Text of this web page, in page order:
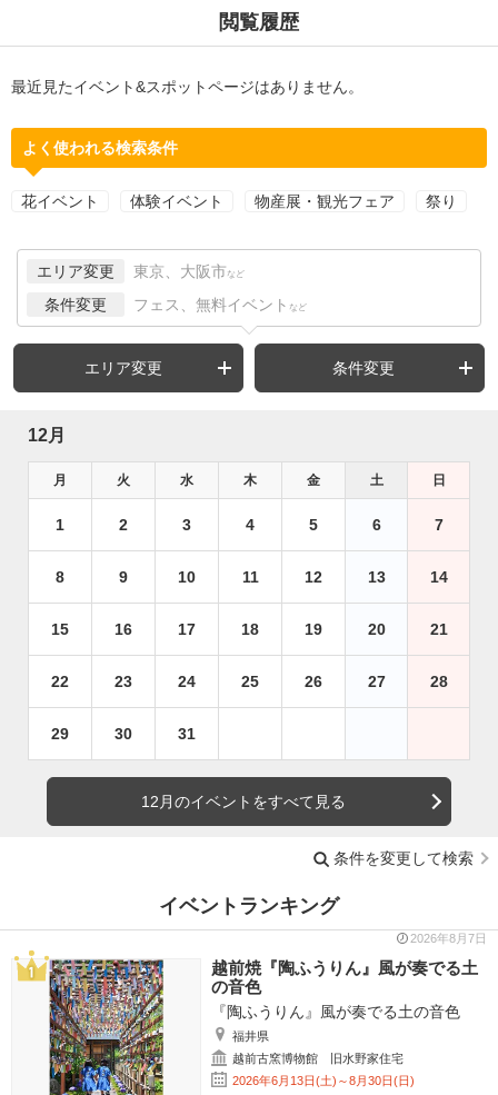
閲覧履歴
最近見たイベント&スポットページはありません。
よく使われる検索条件
花イベント 体験イベント 物産展・観光フェア 祭り
エリア変更 東京、大阪市 など
条件変更 フェス、無料イベント など
エリア変更 条件変更
12月
月 火 水 木 金 土 日
1 2 3 4 5 6 7
8 9 10 11 12 13 14
15 16 17 18 19 20 21
22 23 24 25 26 27 28
29 30 31
12月のイベントをすべて見る
条件を変更して検索
イベントランキング
2026年8月7日
越前焼『陶ふうりん』風が奏でる土
の音色
『陶ふうりん』風が奏でる土の音色
福井県
越前古窯博物館 旧水野家住宅
2026年6月13日(土)～8月30日(日)